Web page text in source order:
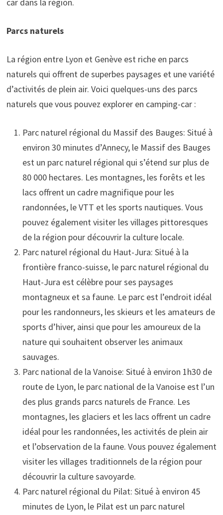
car dans la région.
Parcs naturels
La région entre Lyon et Genève est riche en parcs
naturels qui offrent de superbes paysages et une variété
d’activités de plein air. Voici quelques-uns des parcs
naturels que vous pouvez explorer en camping-car :
Parc naturel régional du Massif des Bauges: Situé à
environ 30 minutes d’Annecy, le Massif des Bauges
est un parc naturel régional qui s’étend sur plus de
80 000 hectares. Les montagnes, les forêts et les
lacs offrent un cadre magnifique pour les
randonnées, le VTT et les sports nautiques. Vous
pouvez également visiter les villages pittoresques
de la région pour découvrir la culture locale.
Parc naturel régional du Haut-Jura: Situé à la
frontière franco-suisse, le parc naturel régional du
Haut-Jura est célèbre pour ses paysages
montagneux et sa faune. Le parc est l’endroit idéal
pour les randonneurs, les skieurs et les amateurs de
sports d’hiver, ainsi que pour les amoureux de la
nature qui souhaitent observer les animaux
sauvages.
Parc national de la Vanoise: Situé à environ 1h30 de
route de Lyon, le parc national de la Vanoise est l’un
des plus grands parcs naturels de France. Les
montagnes, les glaciers et les lacs offrent un cadre
idéal pour les randonnées, les activités de plein air
et l’observation de la faune. Vous pouvez également
visiter les villages traditionnels de la région pour
découvrir la culture savoyarde.
Parc naturel régional du Pilat: Situé à environ 45
minutes de Lyon, le Pilat est un parc naturel